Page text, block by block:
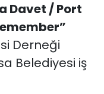
Davet / Port
Derneği
Belediyesi iş